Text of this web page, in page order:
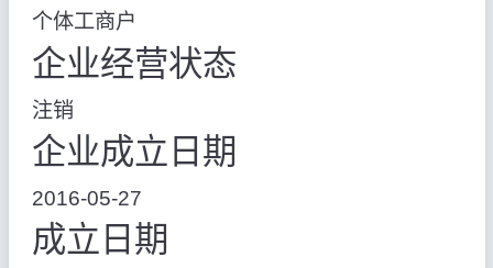
个体工商户
企业经营状态
注销
企业成立日期
2016-05-27
成立日期